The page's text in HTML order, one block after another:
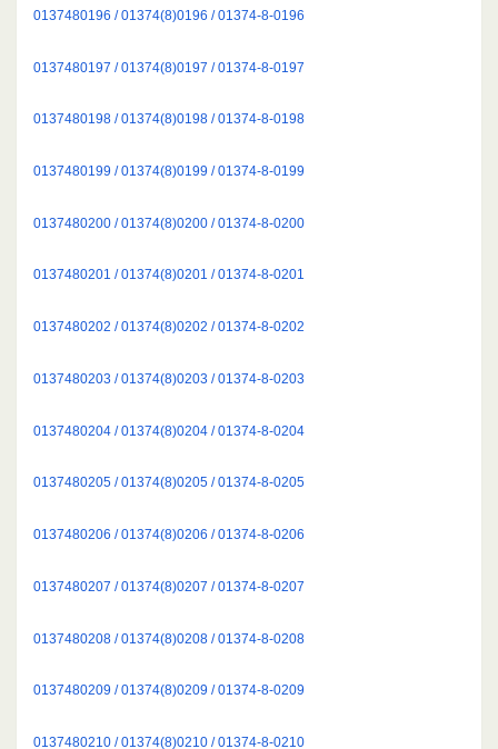
0137480196 / 01374(8)0196 / 01374-8-0196
0137480197 / 01374(8)0197 / 01374-8-0197
0137480198 / 01374(8)0198 / 01374-8-0198
0137480199 / 01374(8)0199 / 01374-8-0199
0137480200 / 01374(8)0200 / 01374-8-0200
0137480201 / 01374(8)0201 / 01374-8-0201
0137480202 / 01374(8)0202 / 01374-8-0202
0137480203 / 01374(8)0203 / 01374-8-0203
0137480204 / 01374(8)0204 / 01374-8-0204
0137480205 / 01374(8)0205 / 01374-8-0205
0137480206 / 01374(8)0206 / 01374-8-0206
0137480207 / 01374(8)0207 / 01374-8-0207
0137480208 / 01374(8)0208 / 01374-8-0208
0137480209 / 01374(8)0209 / 01374-8-0209
0137480210 / 01374(8)0210 / 01374-8-0210